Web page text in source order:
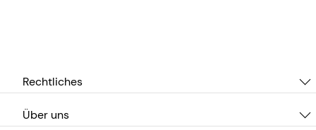
Rechtliches
Über uns